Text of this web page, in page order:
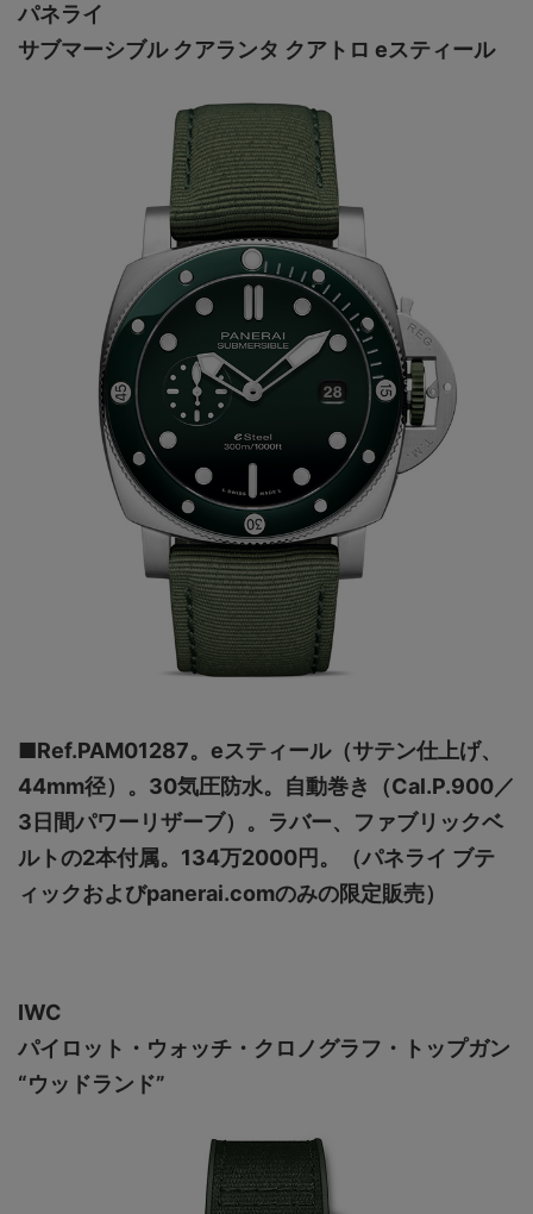
パネライ
サブマーシブル クアランタ クアトロ eスティール
■Ref.PAM01287。eスティール（サテン仕上げ、
44mm径）。30気圧防水。自動巻き（Cal.P.900／
3日間パワーリザーブ）。ラバー、ファブリックベ
ルトの2本付属。134万2000円。（パネライ ブテ
ィックおよびpanerai.comのみの限定販売）
IWC
パイロット・ウォッチ・クロノグラフ・トップガン
“ウッドランド”